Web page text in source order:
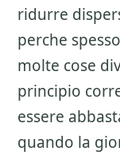
ridurre
perche
molte cose
principio
essere
quando la